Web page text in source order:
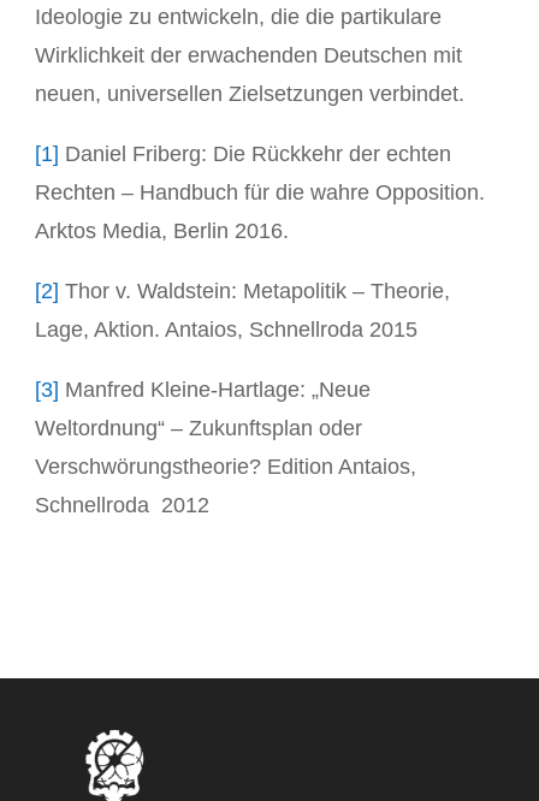
Ideologie zu entwickeln, die die partikulare
Wirklichkeit der erwachenden Deutschen mit
neuen, universellen Zielsetzungen verbindet.
[1] Daniel Friberg: Die Rückkehr der echten
Rechten – Handbuch für die wahre Opposition.
Arktos Media, Berlin 2016.
[2] Thor v. Waldstein: Metapolitik – Theorie,
Lage, Aktion. Antaios, Schnellroda 2015
[3] Manfred Kleine-Hartlage: „Neue
Weltordnung“ – Zukunftsplan oder
Verschwörungstheorie? Edition Antaios,
Schnellroda 2012